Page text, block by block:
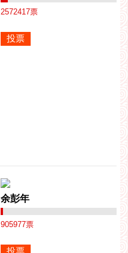
2572417票
余彭年
905977票